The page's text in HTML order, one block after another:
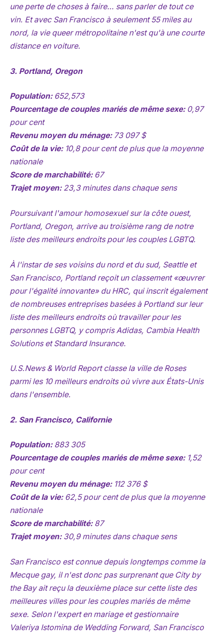
une perte de choses à faire… sans parler de tout ce
vin. Et avec San Francisco à seulement 55 miles au
nord, la vie queer métropolitaine n'est qu'à une courte
distance en voiture.
3. Portland, Oregon
Population:652,573
Pourcentage de couples mariés de même sexe:0,97
pour cent
Revenu moyen du ménage:73 097 $
Coût de la vie:10,8 pour cent de plus que la moyenne
nationale
Score de marchabilité:67
Trajet moyen:23,3 minutes dans chaque sens
Poursuivant l'amour homosexuel sur la côte ouest,
Portland, Oregon, arrive au troisième rang de notre
liste des meilleurs endroits pour les couples LGBTQ.
À l'instar de ses voisins du nord et du sud, Seattle et
San Francisco, Portland reçoit un classement «œuvrer
pour l'égalité innovante» du HRC, qui inscrit également
de nombreuses entreprises basées à Portland sur leur
liste des meilleurs endroits où travailler pour les
personnes LGBTQ, y compris Adidas, Cambia Health
Solutions et Standard Insurance.
U.S.News & World Report classe la ville de Roses
parmi les 10 meilleurs endroits où vivre aux États-Unis
dans l'ensemble.
2. San Francisco, Californie
Population:883 305
Pourcentage de couples mariés de même sexe:1,52
pour cent
Revenu moyen du ménage:112 376 $
Coût de la vie:62,5 pour cent de plus que la moyenne
nationale
Score de marchabilité:87
Trajet moyen:30,9 minutes dans chaque sens
San Francisco est connue depuis longtemps comme la
Mecque gay, il n'est donc pas surprenant que City by
the Bay ait reçu la deuxième place sur cette liste des
meilleures villes pour les couples mariés de même
sexe. Selon l'expert en mariage et gestionnaire
Valeriya Istomina de Wedding Forward, San Francisco